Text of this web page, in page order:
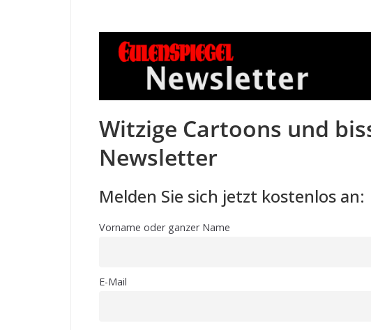
Witzige Cartoons und
Newsletter
Melden Sie sich jetzt kostenlos an:
Vorname oder ganzer Name
E-Mail